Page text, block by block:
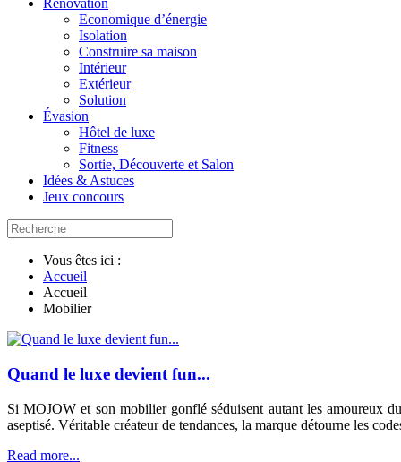
Rénovation
Economique d’énergie
Isolation
Construire sa maison
Intérieur
Extérieur
Solution
Évasion
Hôtel de luxe
Fitness
Sortie, Découverte et Salon
Idées & Astuces
Jeux concours
Vous êtes ici :
Accueil
Accueil
Mobilier
Quand le luxe devient fun...
Si MOJOW et son mobilier gonflé séduisent autant les amoureux
aseptisé. Véritable créateur de tendances, la marque détourne les
Read more...